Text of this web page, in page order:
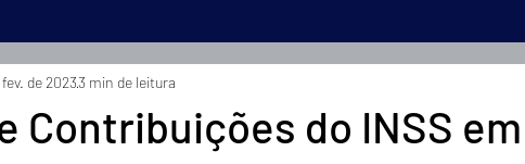
Contribuições do INSS em
de 20233 min de leitura